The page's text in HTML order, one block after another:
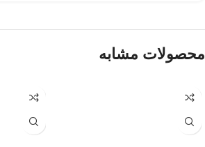
محصولات مشابه
عدم موجودی